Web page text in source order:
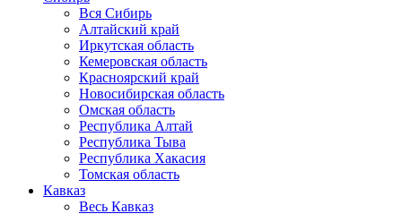
Вся Сибирь
Алтайский край
Иркутская область
Кемеровская область
Красноярский край
Новосибирская область
Омская область
Республика Алтай
Республика Тыва
Республика Хакасия
Томская область
Кавказ
Весь Кавказ